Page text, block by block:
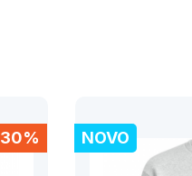
30% NOVO